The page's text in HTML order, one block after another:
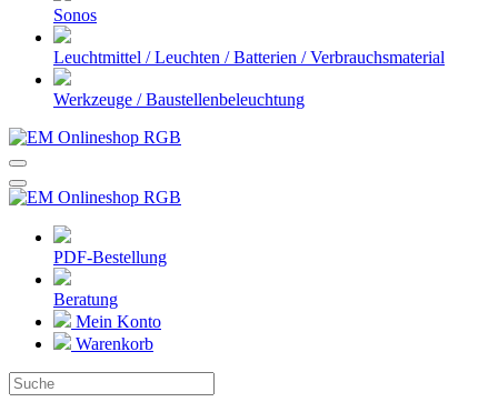
Sonos
Leuchtmittel / Leuchten / Batterien / Verbrauchsmaterial
Werkzeuge / Baustellenbeleuchtung
PDF-Bestellung
Beratung
Mein Konto
Warenkorb